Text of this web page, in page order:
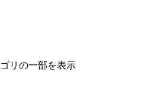
リの一部を表示